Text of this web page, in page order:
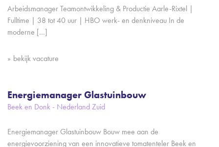
Arbeidsmanager Teamontwikkeling & Productie Aarle-Rixtel |
Fulltime | 38 tot 40 uur | HBO werk- en denkniveau In de
moderne […]
bekijk vacature
Energiemanager Glastuinbouw
Beek en Donk - Nederland Zuid
Energiemanager Glastuinbouw Bouw mee aan de
energievoorziening van een innovatieve tomatenteler Beek en